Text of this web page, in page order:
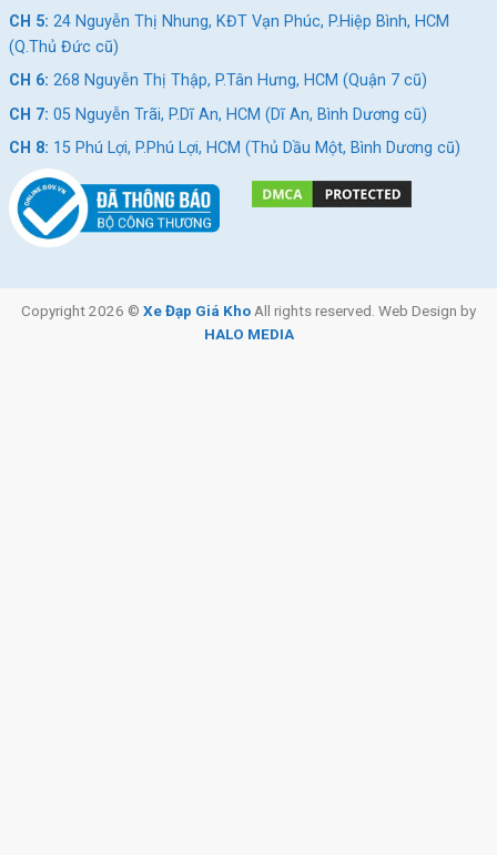
CH 5: 24 Nguyễn Thị Nhung, KĐT Vạn Phúc, P.Hiệp Bình, HCM
(Q.Thủ Đức cũ)
CH 6: 268 Nguyễn Thị Thập, P.Tân Hưng, HCM (Quận 7 cũ)
CH 7: 05 Nguyễn Trãi, P.Dĩ An, HCM (Dĩ An, Bình Dương cũ)
CH 8: 15 Phú Lợi, P.Phú Lợi, HCM (Thủ Dầu Một, Bình Dương cũ)
Copyright 2026 © Xe Đạp Giá Kho All rights reserved. Web Design by
HALO MEDIA